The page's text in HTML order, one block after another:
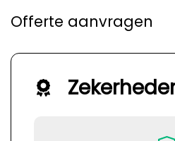
Offerte aanvragen